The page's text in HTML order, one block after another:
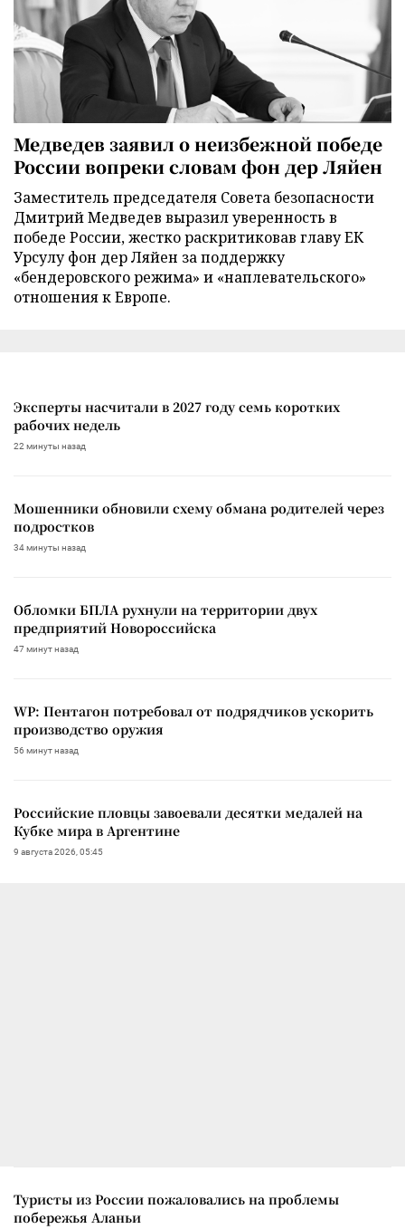
Медведев заявил о неизбежной победе
России вопреки словам фон дер Ляйен
Заместитель председателя Совета безопасности
Дмитрий Медведев выразил уверенность в
победе России, жестко раскритиковав главу ЕК
Урсулу фон дер Ляйен за поддержку
«бендеровского режима» и «наплевательского»
отношения к Европе.
Эксперты насчитали в 2027 году семь коротких
рабочих недель
22 минуты назад
Мошенники обновили схему обмана родителей через
подростков
34 минуты назад
Обломки БПЛА рухнули на территории двух
предприятий Новороссийска
47 минут назад
WP: Пентагон потребовал от подрядчиков ускорить
производство оружия
56 минут назад
Российские пловцы завоевали десятки медалей на
Кубке мира в Аргентине
9 августа 2026, 05:45
Туристы из России пожаловались на проблемы
побережья Аланьи